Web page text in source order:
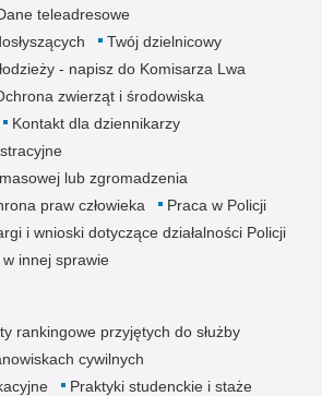
teleadresowe
Twój dzielnicowy
- napisz do Komisarza Lwa
zwierząt i środowiska
Kontakt dla dziennikarzy
lub zgromadzenia
praw człowieka
Praca w Policji
i wnioski dotyczące działalności Policji
innej sprawie
rankingowe przyjętych do służby
cywilnych
Praktyki studenckie i staże